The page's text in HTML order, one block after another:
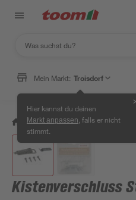
Mein Markt: Troisdorf
Hier kannst du deinen
Markt anpassen , falls er nicht
stimmt.
/ Werkstatt & Maschinen /
Kistenverschluss